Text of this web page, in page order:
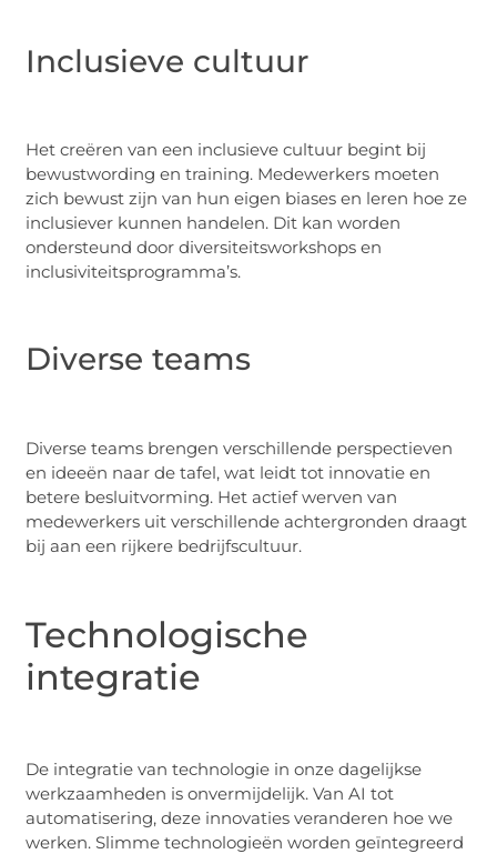
Inclusieve cultuur
Het creëren van een inclusieve cultuur begint bij
bewustwording en training. Medewerkers moeten
zich bewust zijn van hun eigen biases en leren hoe ze
inclusiever kunnen handelen. Dit kan worden
ondersteund door diversiteitsworkshops en
inclusiviteitsprogramma’s.
Diverse teams
Diverse teams brengen verschillende perspectieven
en ideeën naar de tafel, wat leidt tot innovatie en
betere besluitvorming. Het actief werven van
medewerkers uit verschillende achtergronden draagt
bij aan een rijkere bedrijfscultuur.
Technologische
integratie
De integratie van technologie in onze dagelijkse
werkzaamheden is onvermijdelijk. Van AI tot
automatisering, deze innovaties veranderen hoe we
werken. Slimme technologieën worden geïntegreerd